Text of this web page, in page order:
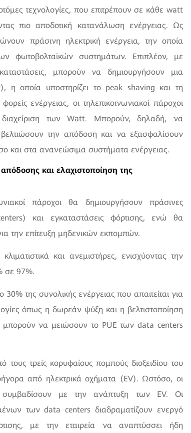
τεχνολογίες, που επιτρέπουν σε κάθε watt
πιο αποδοτική κατανάλωση ενέργειας. Ως
πράσινη ηλεκτρική ενέργεια, την οποία
φωτοβολταϊκών συστημάτων. Επιπλέον, με
μπορούν να δημιουργήσουν μια
η οποία υποστηρίζει το peak shaving και τη
ενέργειας, οι τηλεπικοινωνιακοί πάροχοι
των Watt. Μπορούν, δηλαδή, να
την απόδοση και να εξασφαλίσουν
και στα ανανεώσιμα συστήματα ενέργειας.
και ελαχιστοποίηση της
πάροχοι θα δημιουργήσουν πράσινες
και εγκαταστάσεις φόρτισης, ενώ θα
την επίτευξη μηδενικών εκπομπών.
και ανεμιστήρες, ενισχύοντας την
σε 97%.
της συνολικής ενέργειας που απαιτείται για
όπως η δωρεάν ψύξη και η βελτιστοποίηση
μπορούν να μειώσουν το PUE των data centers
τρείς κορυφαίους πομπούς διοξειδίου του
από ηλεκτρικά οχήματα (EV). Ωστόσο, οι
συμβαδίσουν με την ανάπτυξη των EV. Οι
των data centers διαδραματίζουν ενεργό
με την εταιρεία να αναπτύσσει ήδη